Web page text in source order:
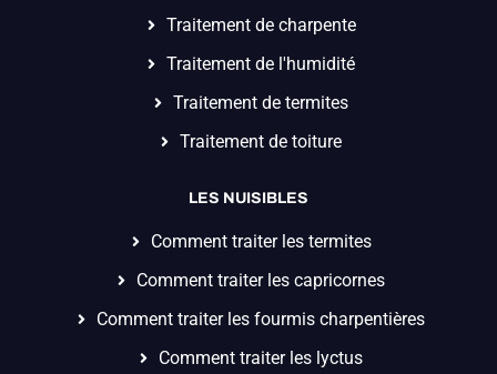
Traitement de charpente
Traitement de l'humidité
Traitement de termites
Traitement de toiture
LES NUISIBLES
Comment traiter les termites
Comment traiter les capricornes
Comment traiter les fourmis charpentières
Comment traiter les lyctus